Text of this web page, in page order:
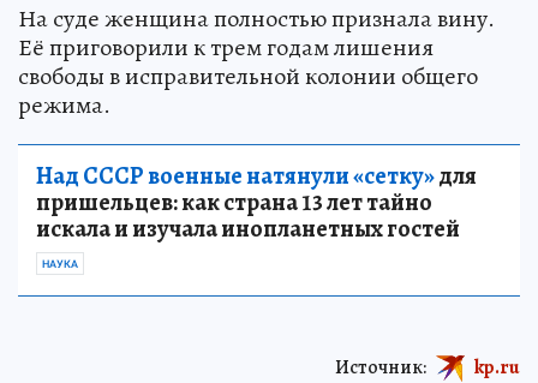
На суде женщина полностью признала вину.
Её приговорили к трем годам лишения
свободы в исправительной колонии общего
режима.
Над СССР военные натянули «сетку»для
пришельцев: как страна 13 лет тайно
искала и изучала инопланетных гостей
НАУКА
Источник: kp.ru